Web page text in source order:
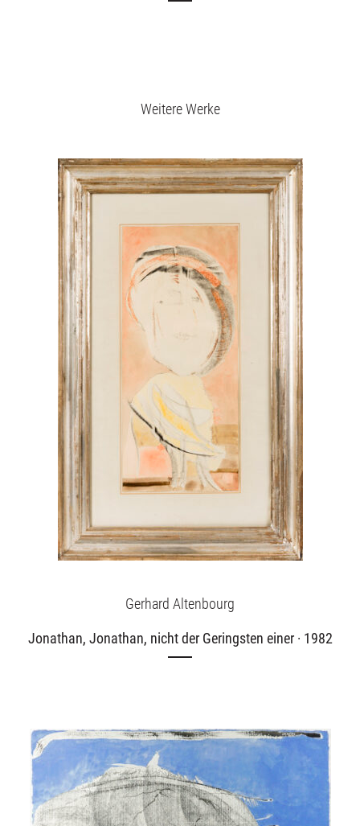
Ausstellungen
Weitere Werke
Gerhard Altenbourg
Jonathan, Jonathan, nicht der Geringsten einer · 1982